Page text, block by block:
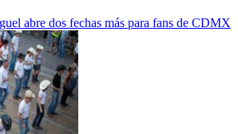
abre dos fechas más para fans de CDMX